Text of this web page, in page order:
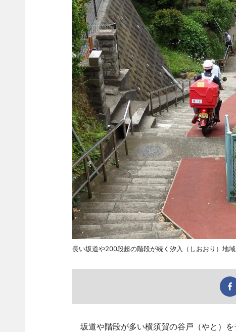
長い坂道や200段超の階段が続く汐入（しおおり）地域
坂道や階段が多い横須賀の谷戸（やと）